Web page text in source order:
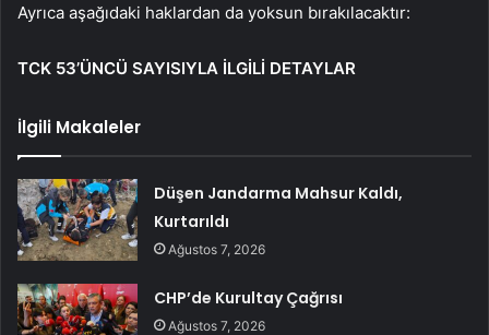
Ayrıca aşağıdaki haklardan da yoksun bırakılacaktır:
TCK 53’ÜNCÜ SAYISIYLA İLGİLİ DETAYLAR
İlgili Makaleler
Düşen Jandarma Mahsur Kaldı,
Kurtarıldı
Ağustos 7, 2026
CHP’de Kurultay Çağrısı
Ağustos 7, 2026